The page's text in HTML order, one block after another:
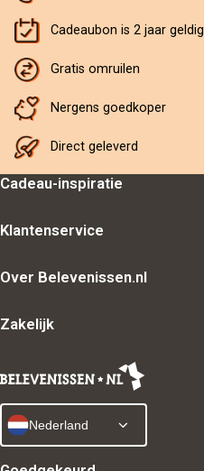
Cadeaubon is 2 jaar geldig
Gratis omruilen
Nergens goedkoper
Direct geleverd
Cadeau-inspiratie
Klantenservice
Over Belevenissen.nl
Zakelijk
Nederland